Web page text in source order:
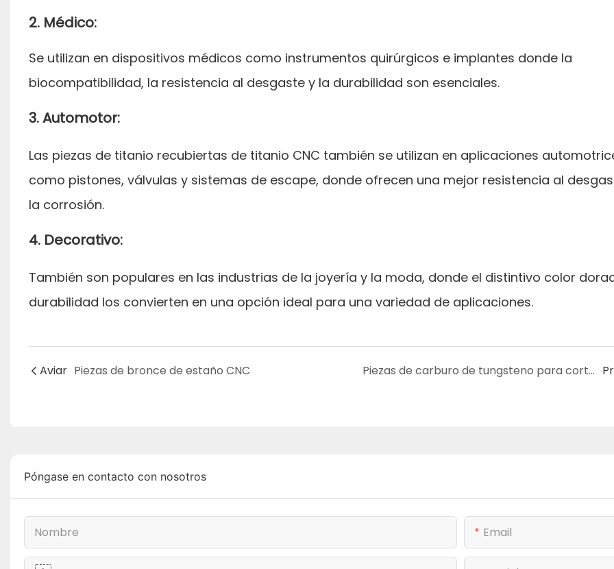
2. Médico:
Se utilizan en dispositivos médicos como instrumentos quirúrgicos e implantes donde la
biocompatibilidad, la resistencia al desgaste y la durabilidad son esenciales.
3. Automotor:
Las piezas de titanio recubiertas de titanio CNC también se utilizan en aplicaciones
como pistones, válvulas y sistemas de escape, donde ofrecen una mejor resistencia al
la corrosión.
4. Decorativo:
También son populares en las industrias de la joyería y la moda, donde el distintivo color
durabilidad los convierten en una opción ideal para una variedad de aplicaciones.
Aviar Piezas de bronce de estaño CNC Piezas de carburo de tungsteno para corte de alambre de precisión
Póngase en contacto con nosotros
Nombre Email